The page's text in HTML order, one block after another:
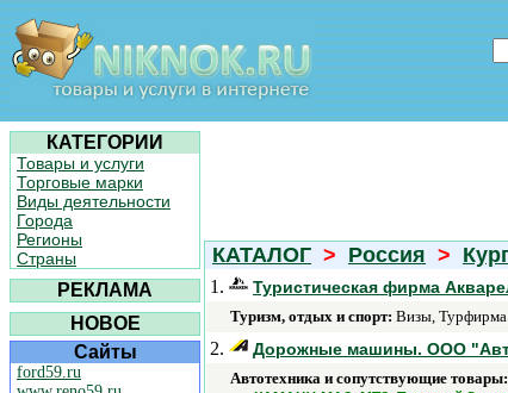
КАТЕГОРИИ
Товары и услуги
Торговые марки
Виды деятельности
Города
Регионы
Страны
РЕКЛАМА
НОВОЕ
Сайты
ford59.ru
КАТАЛОГ > Россия >
1.
Туристическая фирма
Туризм, отдых и спорт: Визы,
2. Дорожные машины. ООО
Автотехника и сопутствующие товары: